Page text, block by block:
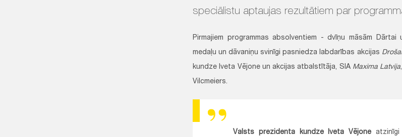
speciālistu aptaujas rezultātiem par
Pirmajiem programmas absolventiem - dvīņu māsām Dārtai
medaļu un dāvaniņu svinīgi pasniedza labdarības akcijas
kundze Iveta Vējone un akcijas atbalstītāja, SIA Maxima Latvija
Vilcmeiers.
Valsts prezidenta kundze Iveta Vējone atzinīgi